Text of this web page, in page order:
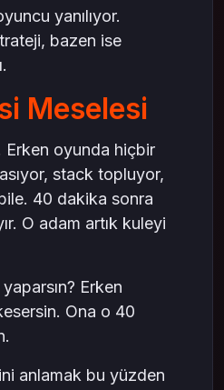
yanılıyor.
bazen ise
Meselesi
Erken oyunda hiçbir
stack topluyor,
40 dakika sonra
O adam artık kuleyi
Erken
Ona o 40
anlamak bu yüzden